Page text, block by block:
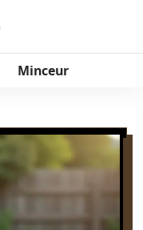
Minceur